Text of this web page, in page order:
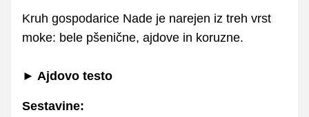
Kruh gospodarice Nade je narejen iz treh vrst
moke: bele pšenične, ajdove in koruzne.
► Ajdovo testo
Sestavine: